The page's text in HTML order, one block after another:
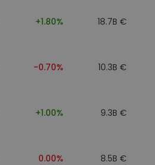
+1.80% 18.7B €
-0.70% 10.3B €
+1.00% 9.3B €
0.00% 8.5B €